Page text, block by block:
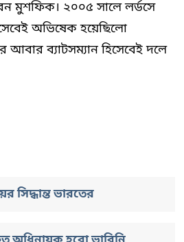
মুশফিক। ২০০৫ সালে লর্ডসে
অভিষেক হয়েছিলো
ব্যাটসম্যান হিসেবেই দলে
সিদ্ধান্ত ভারতের